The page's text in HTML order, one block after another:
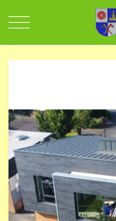
Mobile Menu Toggle